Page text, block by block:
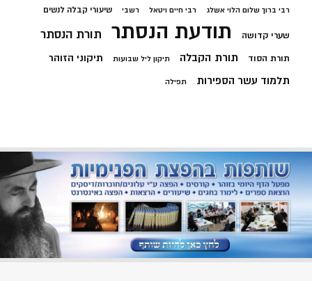
רבי ברוך שלום הלוי אשלג רבי חיים ויטאל רשבי שיעורי קבלה לנשים
שערי קדושה תודעת הנסתר תורת הנסתר
תורת הסוד תורת הקבלה תיקון ליל שבועות תיקוני הזוהר
תלמוד עשר הספירות תפילה